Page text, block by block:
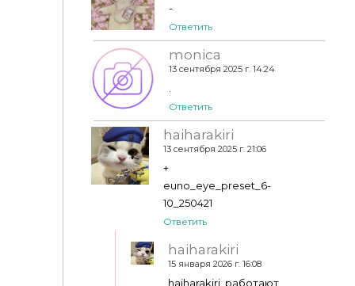
-
Ответить
monica
13 сентября 2025 г. 14:24
Ответить
haiharakiri
13 сентября 2025 г. 21:06
+
euno_eye_preset_6-
10_250421
Ответить
haiharakiri
15 января 2026 г. 16:08
haiharakiri, работают,